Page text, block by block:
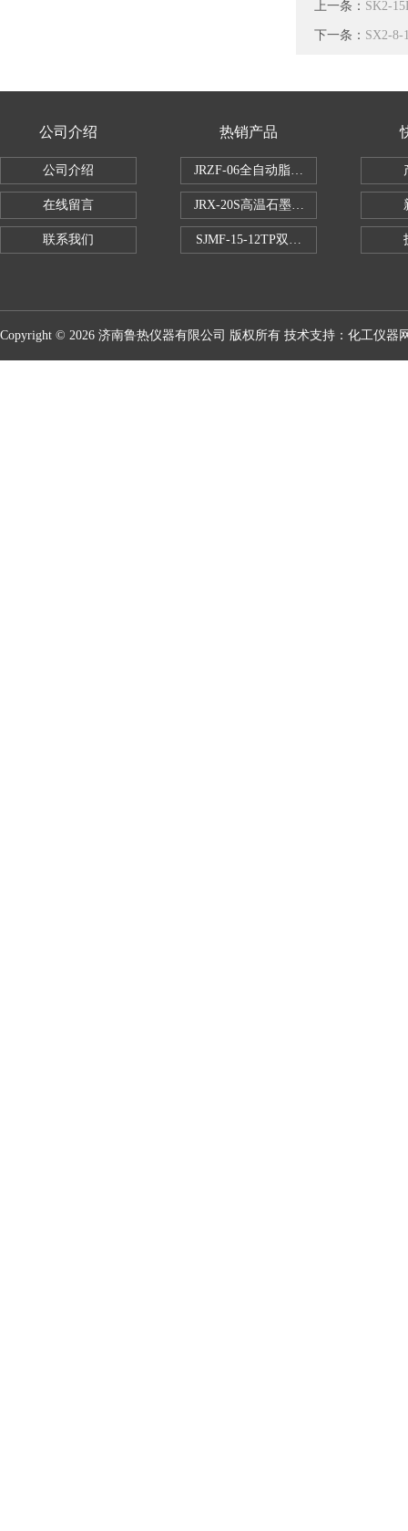
上一条： SK2-
下一条： SX2-
公司介绍
公司介绍
在线留言
联系我们
热销产品
JRZF-06全自动脂肪测定仪
JRX-20S高温石墨消煮炉
SJMF-15-12TP双托盘自动升降炉
Copyright © 2026 济南鲁热仪器有限公司 版权所有 技术支持： 化工仪器